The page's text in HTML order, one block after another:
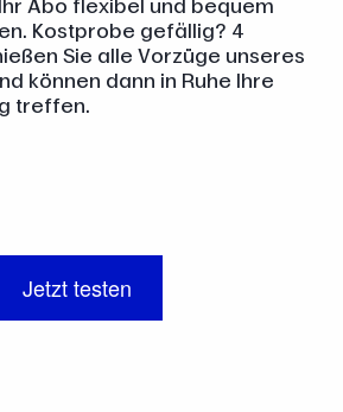
Kostprobe gefällig? 4
Sie alle Vorzüge unseres
können dann in Ruhe Ihre
treffen.
Jetzt testen